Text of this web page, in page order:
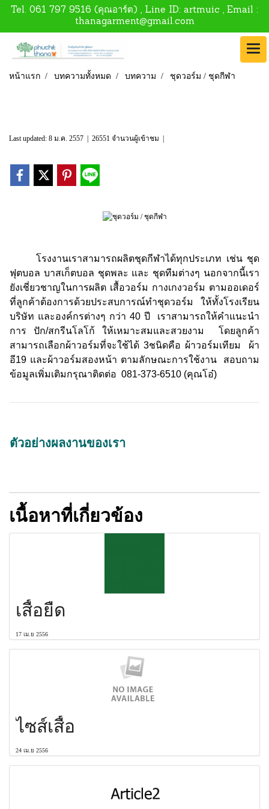
Tel. 061 797 9516 (คุณอาร์ต) , Line ID: artmuic , Email :
thanagarment@gmail.com
หน้าแรก บทความทั้งหมด บทความ ชุดวอร์ม / ชุดกีฬา
Last updated: 8 ม.ค. 2557 26551 จำนวนผู้เข้าชม
โรงงานเราสามารถผลิตชุดกีฬาได้ทุกประเภท เช่น ชุด
ฟุตบอล บาสเก็ตบอล ชุดพละ และ ชุดทีมต่างๆ นอกจากนี้เรา
ยังเชี่ยวชาญในการผลิต เสื้อวอร์ม กางเกงวอร์ม ตามออเดอร์
ที่ลูกค้าต้องการด้วยประสบการณ์ทำชุดวอร์ม ให้ทั้งโรงเรียน
บริษัท และองค์กรต่างๆ กว่า 40 ปี เราสามารถให้คำแนะนำ
การ ปัก/สกรีนโลโก้ ให้เหมาะสมและสวยงาม โดยลูกค้า
สามารถเลือกผ้าวอร์มที่จะใช้ได้ 3ชนิดคือ ผ้าวอร์มเทียม ผ้า
อี19 และผ้าวอร์มสองหน้า ตามลักษณะการใช้งาน สอบถาม
ข้อมูลเพิ่มเติมกรุณาติดต่อ 081-373-6510 (คุณโอ๋)
ตัวอย่างผลงานของเรา
เนื้อหาที่เกี่ยวข้อง
เสื้อยืด
17 เม.ย 2556
ไซส์เสื้อ
24 เม.ย 2556